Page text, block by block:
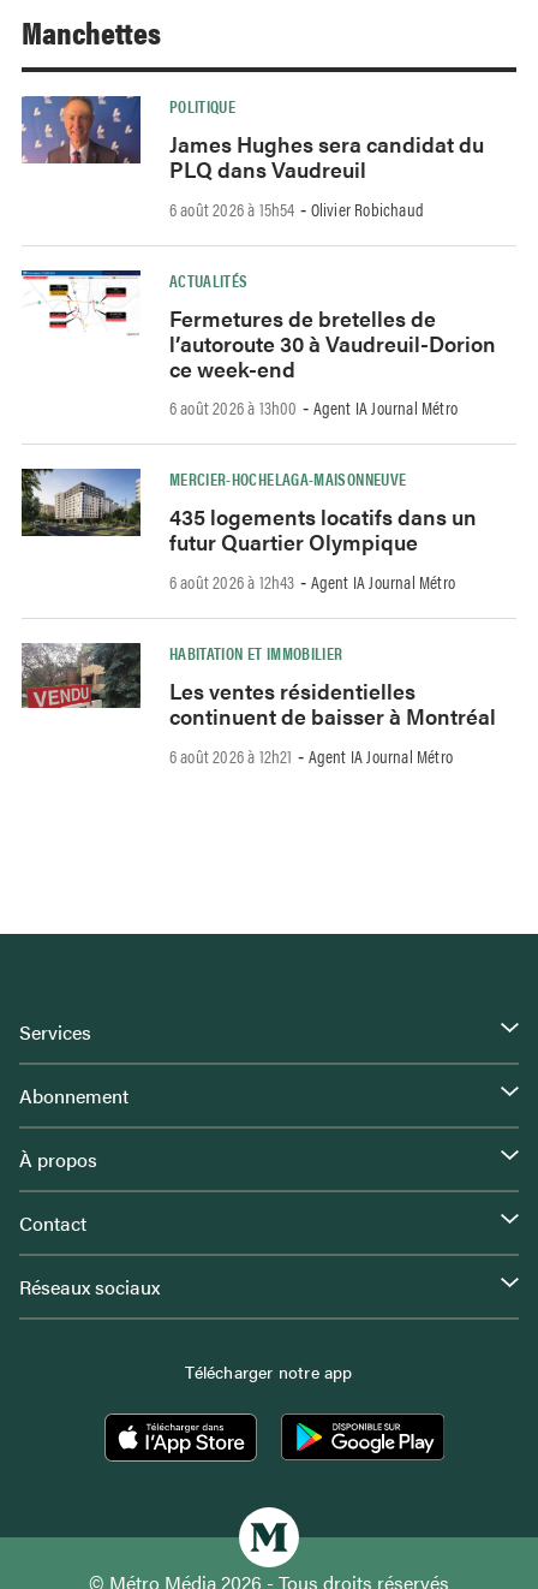
Manchettes
POLITIQUE
James Hughes sera candidat du
PLQ dans Vaudreuil
6 août 2026 à 15h54 - Olivier Robichaud
ACTUALITÉS
Fermetures de bretelles de
l’autoroute 30 à Vaudreuil-Dorion
ce week-end
6 août 2026 à 13h00 - Agent IA Journal Métro
MERCIER-HOCHELAGA-MAISONNEUVE
435 logements locatifs dans un
futur Quartier Olympique
6 août 2026 à 12h43 - Agent IA Journal Métro
HABITATION ET IMMOBILIER
Les ventes résidentielles
continuent de baisser à Montréal
6 août 2026 à 12h21 - Agent IA Journal Métro
Services
Abonnement
À propos
Contact
Réseaux sociaux
Télécharger notre app
© Métro Média 2026 - Tous droits réservés